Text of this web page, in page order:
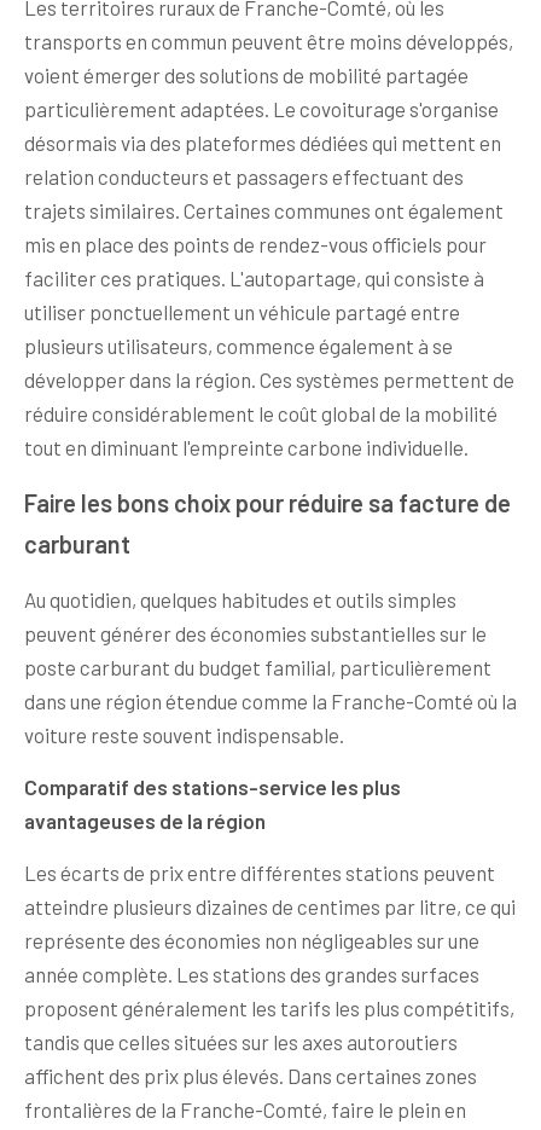
Les territoires ruraux de Franche-Comté, où les
transports en commun peuvent être moins développés,
voient émerger des solutions de mobilité partagée
particulièrement adaptées. Le covoiturage s'organise
désormais via des plateformes dédiées qui mettent en
relation conducteurs et passagers effectuant des
trajets similaires. Certaines communes ont également
mis en place des points de rendez-vous officiels pour
faciliter ces pratiques. L'autopartage, qui consiste à
utiliser ponctuellement un véhicule partagé entre
plusieurs utilisateurs, commence également à se
développer dans la région. Ces systèmes permettent de
réduire considérablement le coût global de la mobilité
tout en diminuant l'empreinte carbone individuelle.
Faire les bons choix pour réduire sa facture de
carburant
Au quotidien, quelques habitudes et outils simples
peuvent générer des économies substantielles sur le
poste carburant du budget familial, particulièrement
dans une région étendue comme la Franche-Comté où la
voiture reste souvent indispensable.
Comparatif des stations-service les plus
avantageuses de la région
Les écarts de prix entre différentes stations peuvent
atteindre plusieurs dizaines de centimes par litre, ce qui
représente des économies non négligeables sur une
année complète. Les stations des grandes surfaces
proposent généralement les tarifs les plus compétitifs,
tandis que celles situées sur les axes autoroutiers
affichent des prix plus élevés. Dans certaines zones
frontalières de la Franche-Comté, faire le plein en